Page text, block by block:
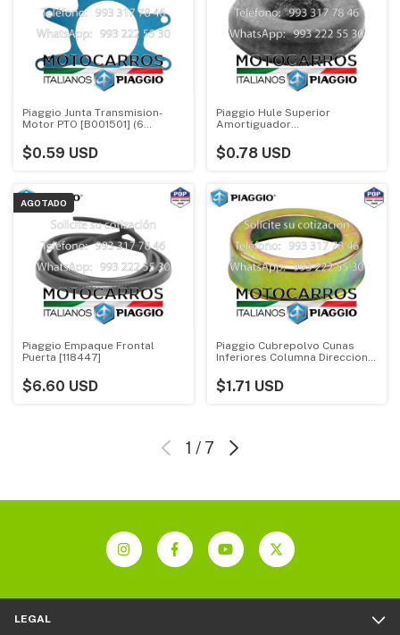
Piaggio Junta Transmision-
Motor PTO [B001501] (6
$0.59 USD
Piaggio Hule Superior
Amortiguador
$0.78 USD
AGOTADO
Piaggio Empaque Frontal
Puerta [118447]
$6.60 USD
Piaggio Cubrepolvo Cunas
Inferiores Columna Direccion
$1.71 USD
1 / 7
LEGAL